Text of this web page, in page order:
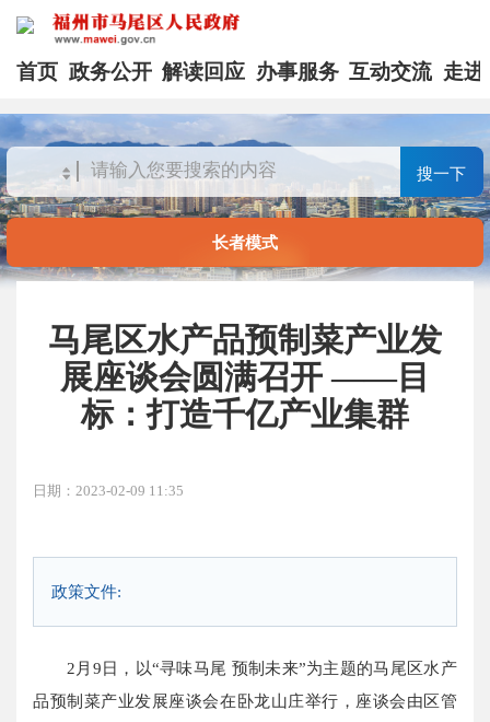
首页 政务公开 解读回应 办事服务 互动交流 走进
搜一下
长者模式
马尾区水产品预制菜产业发
展座谈会圆满召开 ——目
标：打造千亿产业集群
日期：2023-02-09 11:35
政策文件:
2月9日，以“寻味马尾 预制未来”为主题的马尾区水产
品预制菜产业发展座谈会在卧龙山庄举行，座谈会由区管